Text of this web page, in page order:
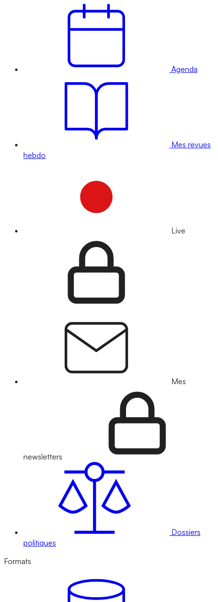
Agenda
Mes revues
hebdo
Live
Mes
newsletters
Dossiers
politiques
Formats